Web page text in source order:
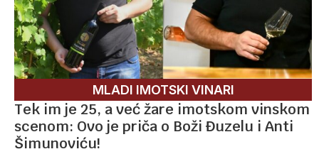
MLADI IMOTSKI VINARI
Tek im je 25, a već žare imotskom vinskom
scenom: Ovo je priča o Boži Đuzelu i Anti
Šimunoviću!